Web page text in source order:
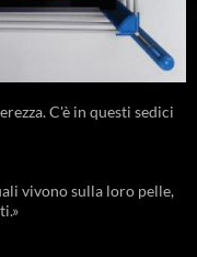
C'è in questi sedici
vivono sulla loro pelle,